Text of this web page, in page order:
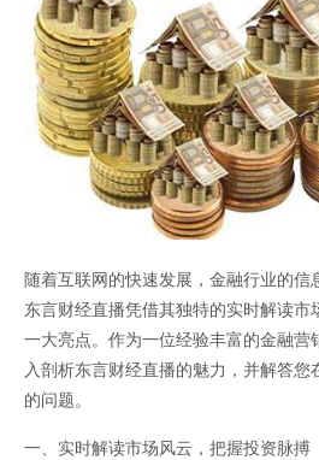
直播间-黄金直
播间-恒指德指
随着互联网的快速发展，金融行业的信
东言财经直播凭借其独特的实时解读
一大亮点。作为一位经验丰富的金融营
入剖析东言财经直播的魅力，并解答
的问题。
一、实时解读市场风云，把握投资脉搏